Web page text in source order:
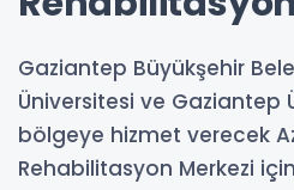
Gaziantep Büyükşehir
Üniversitesi ve Gaziantep
bölgeye hizmet verecek
Rehabilitasyon Merkezi